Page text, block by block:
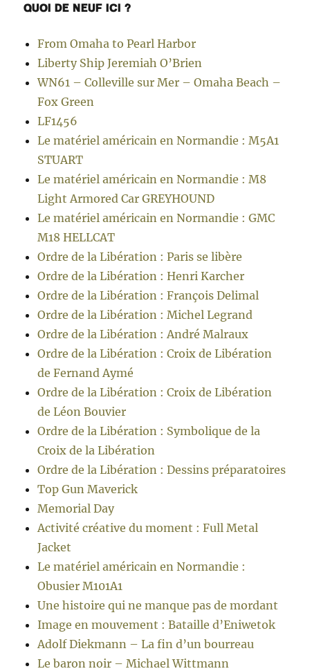
QUOI DE NEUF ICI ?
From Omaha to Pearl Harbor
Liberty Ship Jeremiah O’Brien
WN61 – Colleville sur Mer – Omaha Beach –
Fox Green
LF1456
Le matériel américain en Normandie : M5A1
STUART
Le matériel américain en Normandie : M8
Light Armored Car GREYHOUND
Le matériel américain en Normandie : GMC
M18 HELLCAT
Ordre de la Libération : Paris se libère
Ordre de la Libération : Henri Karcher
Ordre de la Libération : François Delimal
Ordre de la Libération : Michel Legrand
Ordre de la Libération : André Malraux
Ordre de la Libération : Croix de Libération
de Fernand Aymé
Ordre de la Libération : Croix de Libération
de Léon Bouvier
Ordre de la Libération : Symbolique de la
Croix de la Libération
Ordre de la Libération : Dessins préparatoires
Top Gun Maverick
Memorial Day
Activité créative du moment : Full Metal
Jacket
Le matériel américain en Normandie :
Obusier M101A1
Une histoire qui ne manque pas de mordant
Image en mouvement : Bataille d’Eniwetok
Adolf Diekmann – La fin d’un bourreau
Le baron noir – Michael Wittmann